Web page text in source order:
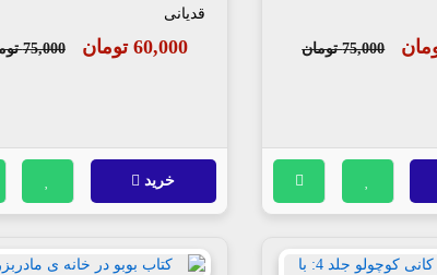
75,000 تومان
قدیانی
60,000 تومان 75,000 تومان
خرید